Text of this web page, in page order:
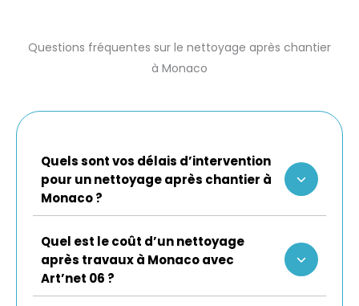
Questions fréquentes sur le nettoyage après chantier
à Monaco
Quels sont vos délais d’intervention
pour un nettoyage après chantier à
Monaco ?
Quel est le coût d’un nettoyage
après travaux à Monaco avec
Art’net 06 ?